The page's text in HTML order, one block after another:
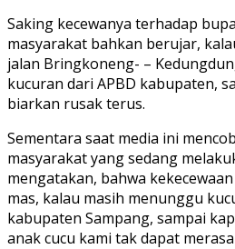
Saking kecewanya terhadap
masyarakat bahkan berujar,
jalan Bringkoneng- –
kucuran dari APBD kabupaten,
biarkan rusak terus.
Sementara saat media ini
masyarakat yang sedang
mengatakan, bahwa
mas, kalau masih menunggu
kabupaten Sampang, sampai
anak cucu kami tak dapat